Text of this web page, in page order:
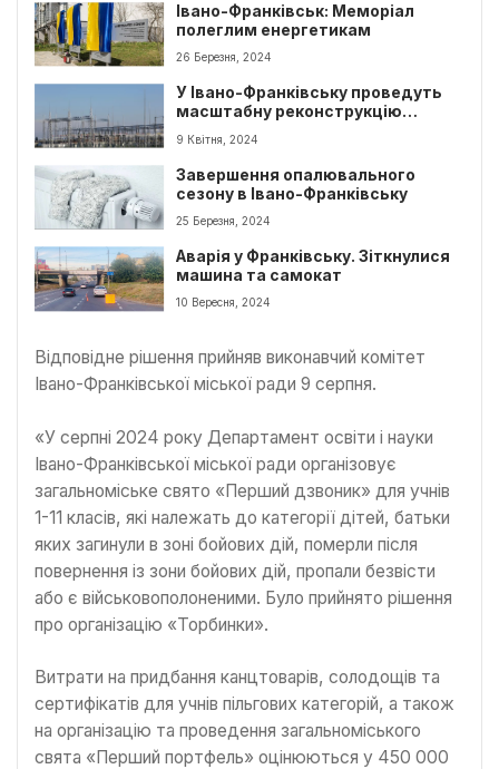
Івано-Франківськ: Меморіал
полеглим енергетикам
26 Березня, 2024
У Івано-Франківську проведуть
масштабну реконструкцію
9 Квітня, 2024
Завершення опалювального
сезону в Івано-Франківську
25 Березня, 2024
Аварія у Франківську. Зіткнулися
машина та самокат
10 Вересня, 2024
Відповідне рішення прийняв виконавчий комітет
Івано-Франківської міської ради 9 серпня.
«У серпні 2024 року Департамент освіти і науки
Івано-Франківської міської ради організовує
загальноміське свято «Перший дзвоник» для учнів
1-11 класів, які належать до категорії дітей, батьки
яких загинули в зоні бойових дій, померли після
повернення із зони бойових дій, пропали безвісти
або є військовополоненими. Було прийнято рішення
про організацію «Торбинки».
Витрати на придбання канцтоварів, солодощів та
сертифікатів для учнів пільгових категорій, а також
на організацію та проведення загальноміського
свята «Перший портфель» оцінюються у 450 000